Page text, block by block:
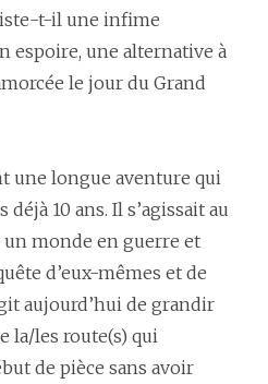
t-il une infime
espoire, une alternative à
le jour du Grand
une longue aventure qui
déjà 10 ans. Il s’agissait au
monde en guerre et
d’eux-mêmes et de
aujourd’hui de grandir
la/les route(s) qui
de pièce sans avoir